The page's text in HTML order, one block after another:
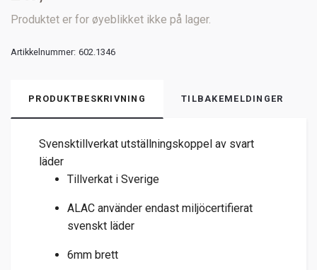
Produktet er for øyeblikket ikke på lager.
Artikkelnummer: 602.1346
PRODUKTBESKRIVNING TILBAKEMELDINGER
Svensktillverkat utställningskoppel av svart
läder
Tillverkat i Sverige
ALAC använder endast miljöcertifierat
svenskt läder
6mm brett